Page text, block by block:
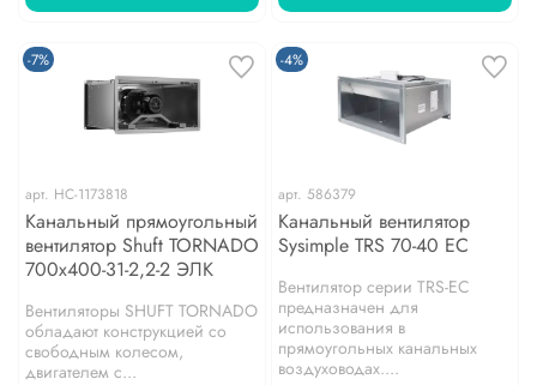
-7%
арт. НС-1173818
Канальный прямоугольный
вентилятор Shuft TORNADO
700x400-31-2,2-2 ЭЛК
Вентиляторы SHUFT TORNADO
обладают конструкцией со
свободным колесом,
двигателем с...
-4%
арт. 586379
Канальный вентилятор
Sysimple TRS 70-40 EC
Вентилятор серии TRS-EC
предназначен для
использования в
прямоугольных канальных
воздуховодах....